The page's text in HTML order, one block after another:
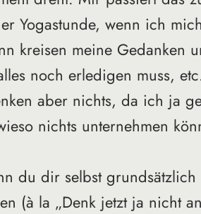
Yogastunde, wenn ich
kreisen meine Gedanken
noch erledigen muss,
aber nichts, da ich ja
nichts unternehmen
du dir selbst grundsätzlich
(à la „Denk jetzt ja nicht